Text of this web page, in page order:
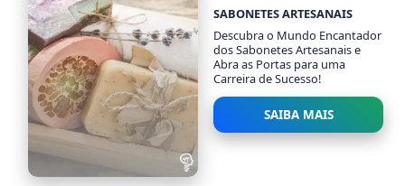
SABONETES ARTESANAIS
Descubra o Mundo Encantador
dos Sabonetes Artesanais e
Abra as Portas para uma
Carreira de Sucesso!
SAIBA MAIS